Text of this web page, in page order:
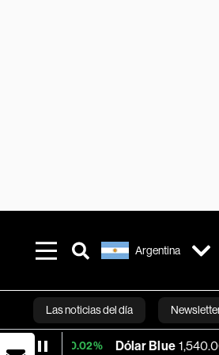
Argentina
Las noticias del día
Dólar Blue 1,540.00